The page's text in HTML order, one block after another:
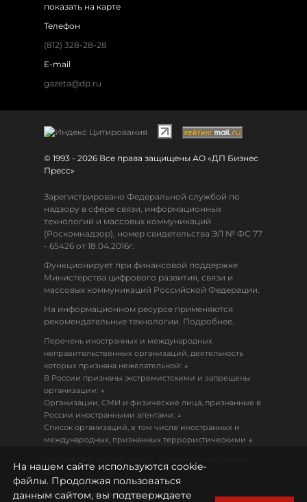
показать на карте
Телефон
(812) 328-28-28
E-mail
gazeta@dp.ru
© 1993 - 2026 Все права защищены АО «ДП Бизнес
Пресс»
Зарегистрировано Федеральной службой по
надзору в сфере связи, информационных
технологий и массовых коммуникаций
(Роскомнадзор), номер свидетельства ЭЛ № ФС 77
- 65426 от 18.04.2016г.
Функционирует при финансовой поддержке
Министерства цифрового развития, связи и
массовых коммуникаций Российской Федерации.
На информационном ресурсе применяются
рекомендательные технологии. Подробнее.
Перечень иностранных и международных
неправительственных организаций, деятельность
которых признана нежелательной: ↓
В России признаны экстремистскими и запрещены
организации: ↓
Организации, СМИ и физические лица, признанные в
России иностранными агентами: ↓
Список организаций, в том числе иностранных и
международных, признанных террористическими ↓
18+
Политика конфиденциальности
На нашем сайте используются cookie-
файлы. Продолжая пользоваться
данным сайтом, вы подтверждаете